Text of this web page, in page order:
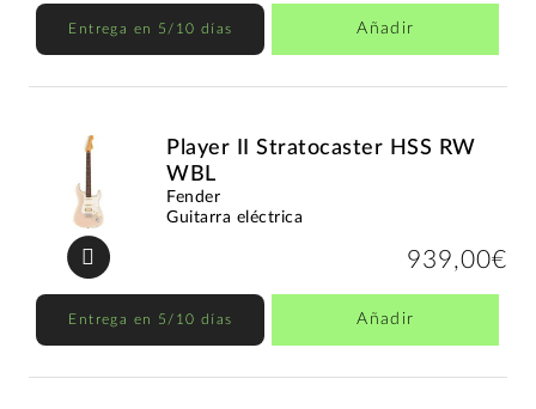
Entrega en 5/10 días Añadir
Player II Stratocaster HSS RW
WBL
Fender
Guitarra eléctrica
939,00€
Entrega en 5/10 días Añadir